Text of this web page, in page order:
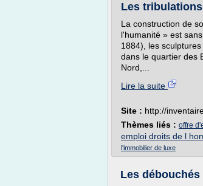
Les tribulations
La construction de
l'humanité » est
1884), les
dans le quartier des
Nord,...
Lire la suite
Site : http://
Thèmes liés : offre
emploi droits de l
l'immobilier de luxe
Les